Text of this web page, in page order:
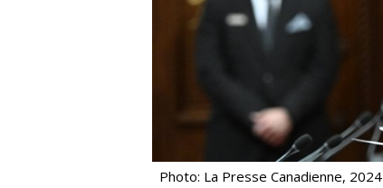
Photo: La Presse Canadienne, 2024